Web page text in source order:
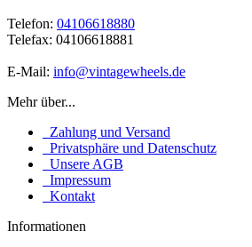
Telefon: 04106618880
Telefax: 04106618881
E-Mail: info@vintagewheels.de
Mehr über...
Zahlung und Versand
Privatsphäre und Datenschutz
Unsere AGB
Impressum
Kontakt
Informationen